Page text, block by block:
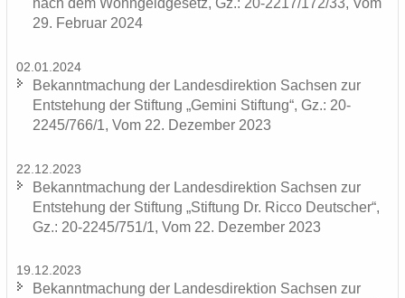
nach dem Wohn­geld­ge­setz, Gz.: 20-2217/172/33, Vom
29. Fe­bru­ar 2024
02.01.2024
Be­kannt­ma­chung der Lan­des­di­rek­ti­on Sach­sen zur
Ent­ste­hung der Stif­tung „Ge­mi­ni Stif­tung“, Gz.: 20-
2245/766/1, Vom 22. De­zem­ber 2023
22.12.2023
Be­kannt­ma­chung der Lan­des­di­rek­ti­on Sach­sen zur
Ent­ste­hung der Stif­tung „Stif­tung Dr. Ricco Deut­scher“,
Gz.: 20-2245/751/1, Vom 22. De­zem­ber 2023
19.12.2023
Be­kannt­ma­chung der Lan­des­di­rek­ti­on Sach­sen zur